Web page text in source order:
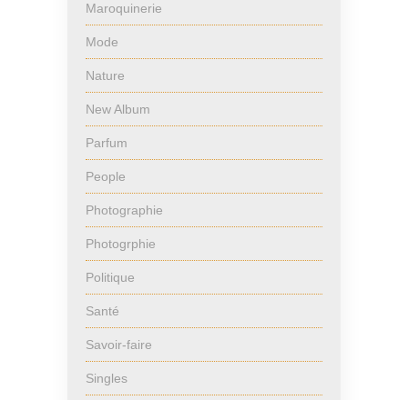
Maroquinerie
Mode
Nature
New Album
Parfum
People
Photographie
Photogrphie
Politique
Santé
Savoir-faire
Singles